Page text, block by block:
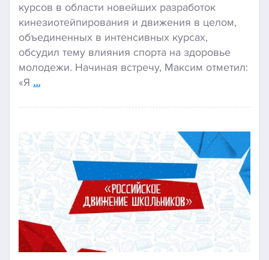
курсов в области новейших разработок
кинезиотейпирования и движения в целом,
объединенных в интенсивных курсах,
обсудил тему влияния спорта на здоровье
молодежи. Начиная встречу, Максим отметил:
«Я …